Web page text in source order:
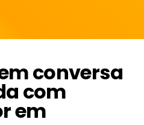
conversa
com
em